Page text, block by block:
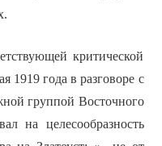
критической
1919 года в разговоре с
группой Восточного
на целесообразность